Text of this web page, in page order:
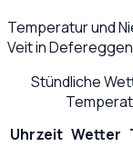
Temperatur und
Veit in Defereggen
Stündliche
Uhrzeit Wetter